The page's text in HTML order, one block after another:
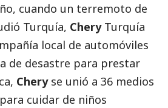
cuando un terremoto de
Turquía, Chery Turquía
local de automóviles
de desastre para prestar
Chery se unió a 36 medios
para cuidar de niños